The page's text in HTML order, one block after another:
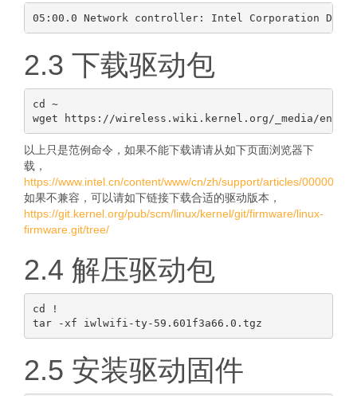
2.3 下载驱动包
cd ~
以上只是范例命令，如果不能下载请请从如下页面浏览器下
载，
https://www.intel.cn/content/www/cn/zh/support/articles/
如果不兼容，可以请如下链接下载合适的驱动版本，
https://git.kernel.org/pub/scm/linux/kernel/git/firmware/linux-
firmware.git/tree/
2.4 解压驱动包
cd !
2.5 安装驱动固件